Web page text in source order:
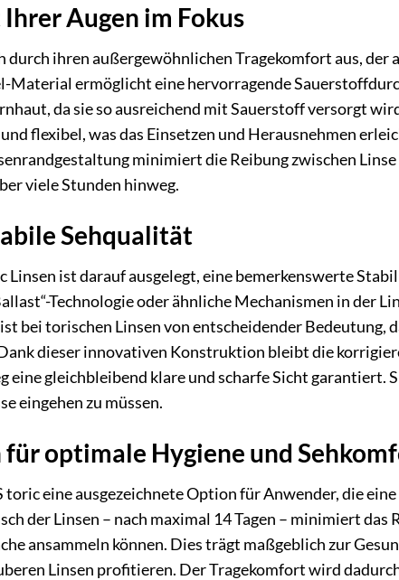
Augen im Fokus
durch ihren außergewöhnlichen Tragekomfort aus, der
ermöglicht eine hervorragende
da sie so ausreichend mit Sauerstoff versorgt
flexibel, was das Einsetzen und Herausnehmen
minimiert die Reibung zwischen
viele Stunden hinweg.
Sehqualität
Linsen ist darauf ausgelegt, eine bemerkenswerte
Technologie oder ähnliche Mechanismen in der
bei torischen Linsen von entscheidender Bedeutung,
dieser innovativen Konstruktion bleibt die
eine gleichbleibend klare und scharfe Sicht garantiert.
eingehen zu müssen.
optimale Hygiene und
toric eine ausgezeichnete Option für Anwender, die
der Linsen – nach maximal 14 Tagen – minimiert das
ansammeln können. Dies trägt maßgeblich zur
Linsen profitieren. Der Tragekomfort wird